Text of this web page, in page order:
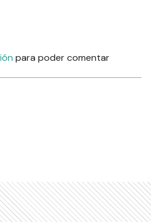
para poder comentar